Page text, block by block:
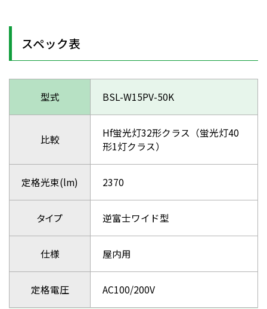
スペック表
型式 BSL-W15PV-50K
比較
Hf蛍光灯32形クラス（蛍光灯40
形1灯クラス）
定格光束(lm) 2370
タイプ 逆富士ワイド型
仕様 屋内用
定格電圧 AC100/200V